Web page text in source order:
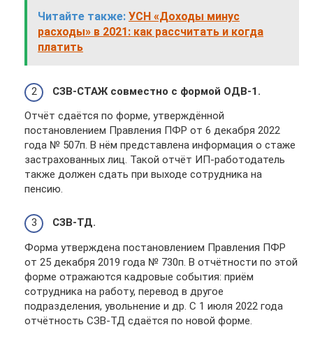
Читайте также: УСН «Доходы минус
расходы» в 2021: как рассчитать и когда
платить
СЗВ-СТАЖ совместно с формой ОДВ-1.
Отчёт сдаётся по форме, утверждённой
постановлением Правления ПФР от 6 декабря 2022
года № 507п. В нём представлена информация о стаже
застрахованных лиц. Такой отчёт ИП-работодатель
также должен сдать при выходе сотрудника на
пенсию.
СЗВ-ТД.
Форма утверждена постановлением Правления ПФР
от 25 декабря 2019 года № 730п. В отчётности по этой
форме отражаются кадровые события: приём
сотрудника на работу, перевод в другое
подразделения, увольнение и др. С 1 июля 2022 года
отчётность СЗВ-ТД сдаётся по новой форме.